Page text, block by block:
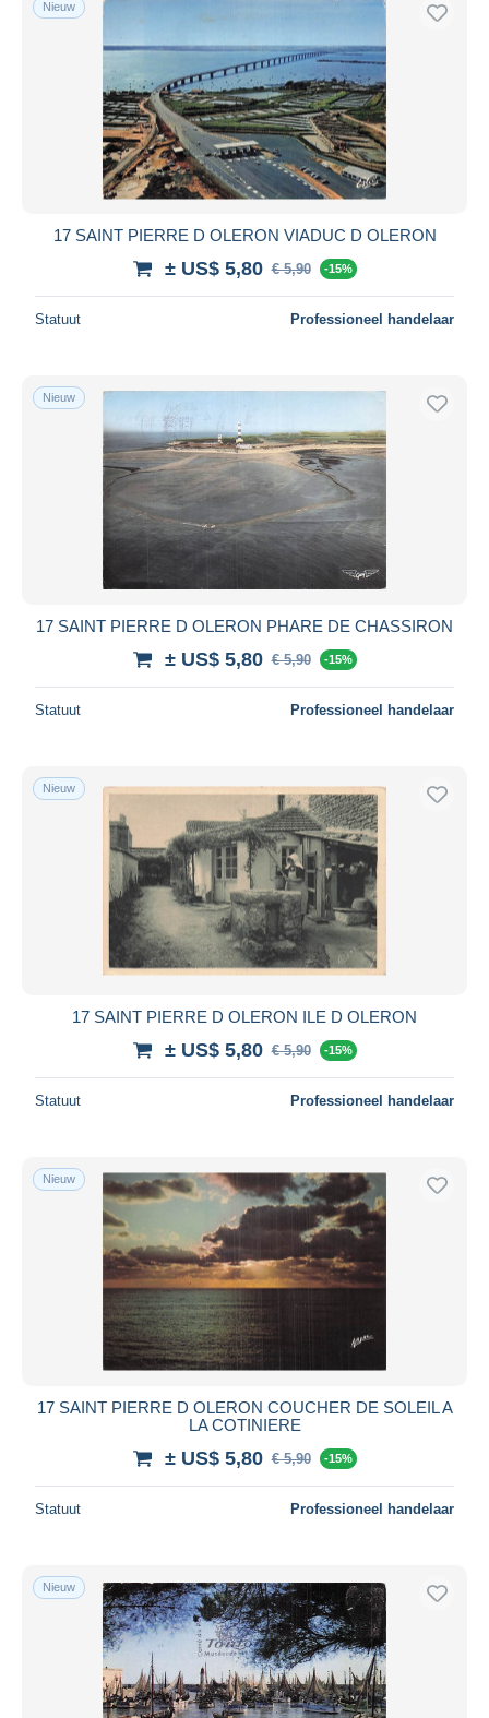
Nieuw
17 SAINT PIERRE D OLERON VIADUC D OLERON
± US$ 5,80 € 5,90 -15%
Statuut Professioneel handelaar
Nieuw
17 SAINT PIERRE D OLERON PHARE DE CHASSIRON
± US$ 5,80 € 5,90 -15%
Statuut Professioneel handelaar
Nieuw
17 SAINT PIERRE D OLERON ILE D OLERON
± US$ 5,80 € 5,90 -15%
Statuut Professioneel handelaar
Nieuw
17 SAINT PIERRE D OLERON COUCHER DE SOLEIL A
LA COTINIERE
± US$ 5,80 € 5,90 -15%
Statuut Professioneel handelaar
Nieuw